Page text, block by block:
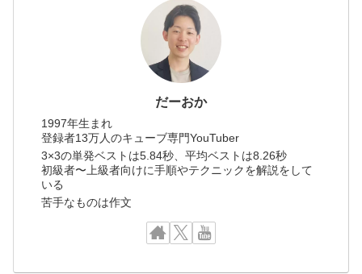
だーおか
1997年生まれ
登録者13万人のキューブ専門YouTuber
3×3の単発ベストは5.84秒、平均ベストは8.26秒
初級者〜上級者向けに手順やテクニックを解説をして
いる
苦手なものは作文